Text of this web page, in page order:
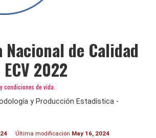
Nacional de Calidad
2022
condiciones de vida.
y Producción Estadística -
Última modificación May 16, 2024